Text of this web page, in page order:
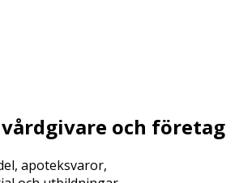
och företag
apoteksvaror,